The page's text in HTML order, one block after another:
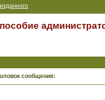
сообщения: